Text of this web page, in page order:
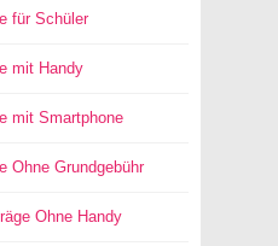
für Schüler
mit Handy
mit Smartphone
Ohne Grundgebühr
Ohne Handy